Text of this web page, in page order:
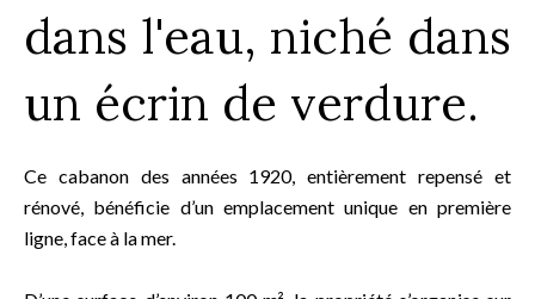
dans l'eau, niché dans
un écrin de verdure.
Ce cabanon des années 1920, entièrement repensé et
rénové, bénéficie d’un emplacement unique en première
ligne, face à la mer.